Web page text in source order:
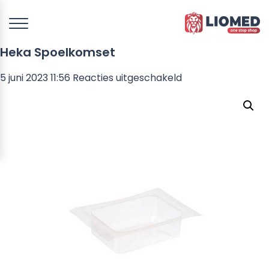
Heka Spoelkomset
5 juni 2023 11:56 Reacties uitgeschakeldvoor
Spoelkomset